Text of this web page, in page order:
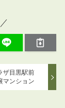
ザ目黒駅前
マンション